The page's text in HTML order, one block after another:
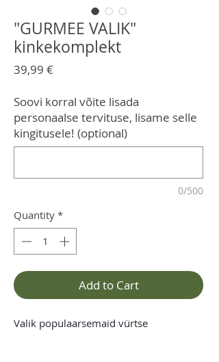
"GURMEE VALIK"
kinkekomplekt
39,99 €Price
Soovi korral võite lisada
personaalse tervituse, lisame selle
kingitusele! (optional)
0/500
Quantity *
Add to Cart
Valik populaarsemaid vürtse